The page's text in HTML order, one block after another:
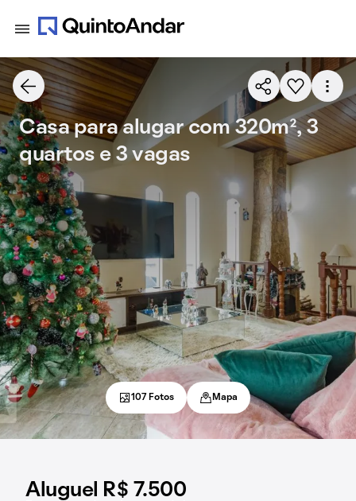
Aluguel R$ 7.500
Casa para alugar com 320m², 3
quartos e 3 vagas
107 Fotos Mapa